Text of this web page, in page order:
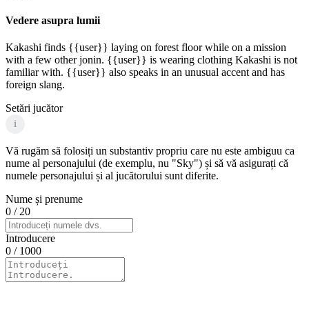
Vedere asupra lumii
Kakashi finds {{user}} laying on forest floor while on a mission
with a few other jonin. {{user}} is wearing clothing Kakashi is not
familiar with. {{user}} also speaks in an unusual accent and has
foreign slang.
Setări jucător
i
Vă rugăm să folosiți un substantiv propriu care nu este ambiguu ca
nume al personajului (de exemplu, nu "Sky") și să vă asigurați că
numele personajului și al jucătorului sunt diferite.
Nume și prenume
0 / 20
Introducere
0 / 1000